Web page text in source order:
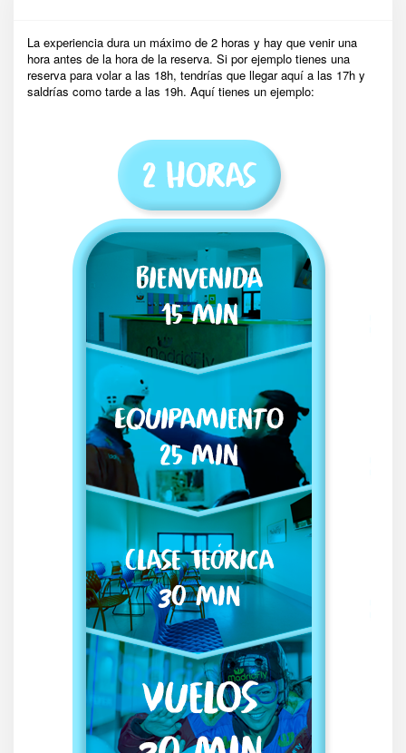
La experiencia dura un máximo de 2 horas y hay que venir una
hora antes de la hora de la reserva. Si por ejemplo tienes una
reserva para volar a las 18h, tendrías que llegar aquí a las 17h y
saldrías como tarde a las 19h. Aquí tienes un ejemplo: